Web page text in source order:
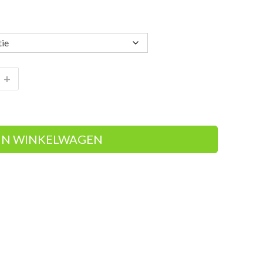
+
WINKELWAGEN